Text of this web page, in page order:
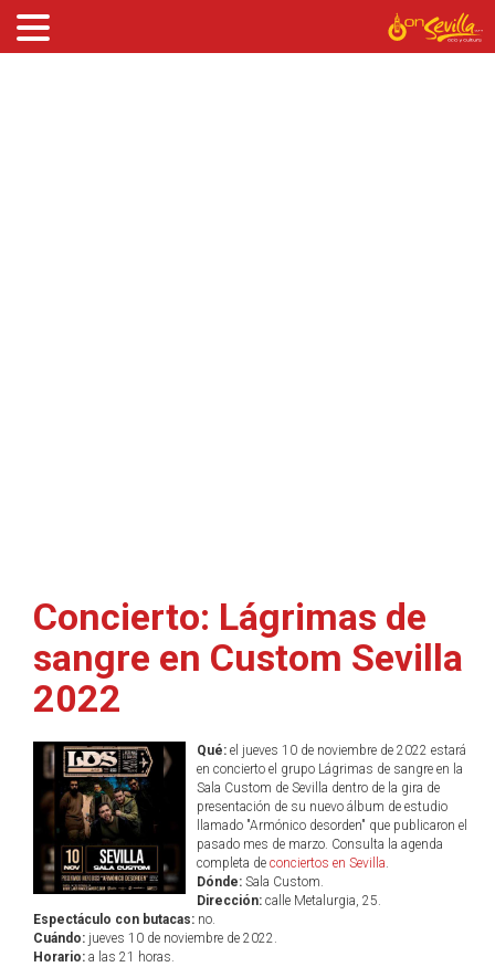
Concierto: Lágrimas de
sangre en Custom Sevilla
2022
Qué:el jueves 10 de noviembre de 2022 estará
en concierto el grupo Lágrimas de sangre en la
Sala Custom de Sevilla dentro de la gira de
presentación de su nuevo álbum de estudio
llamado "Armónico desorden" que publicaron el
pasado mes de marzo. Consulta la agenda
completa de conciertos en Sevilla.
Dónde:Sala Custom.
Dirección:calle Metalurgia, 25.
Espectáculo con butacas: no.
Cuándo: jueves 10 de noviembre de 2022.
Horario: a las 21 horas.